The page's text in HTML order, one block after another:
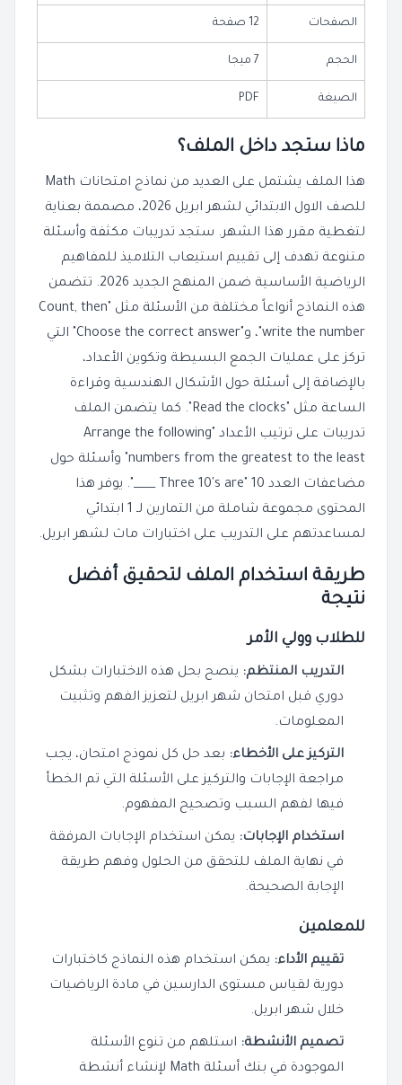
الصفحات 12 صفحة
الحجم 7 ميجا
الصيغة PDF
ماذا ستجد داخل الملف؟
هذا الملف يشتمل على العديد من نماذج امتحانات Math
للصف الاول الابتدائي لشهر ابريل 2026، مصممة بعناية
لتغطية مقرر هذا الشهر. ستجد تدريبات مكثفة وأسئلة
متنوعة تهدف إلى تقييم استيعاب التلاميذ للمفاهيم
الرياضية الأساسية ضمن المنهج الجديد 2026. تتضمن
هذه النماذج أنواعاً مختلفة من الأسئلة مثل "Count, then
write the number"، و"Choose the correct answer" التي
تركز على عمليات الجمع البسيطة وتكوين الأعداد،
بالإضافة إلى أسئلة حول الأشكال الهندسية وقراءة
الساعة مثل "Read the clocks". كما يتضمن الملف
تدريبات على ترتيب الأعداد "Arrange the following
numbers from the greatest to the least" وأسئلة حول
مضاعفات العدد 10 "Three 10's are ____". يوفر هذا
المحتوى مجموعة شاملة من التمارين لـ 1 ابتدائي
لمساعدتهم على التدريب على اختبارات ماث لشهر ابريل.
طريقة استخدام الملف لتحقيق أفضل
نتيجة
للطلاب وولي الأمر
التدريب المنتظم: ينصح بحل هذه الاختبارات بشكل
دوري قبل امتحان شهر ابريل لتعزيز الفهم وتثبيت
المعلومات.
التركيز على الأخطاء: بعد حل كل نموذج امتحان، يجب
مراجعة الإجابات والتركيز على الأسئلة التي تم الخطأ
فيها لفهم السبب وتصحيح المفهوم.
استخدام الإجابات: يمكن استخدام الإجابات المرفقة
في نهاية الملف للتحقق من الحلول وفهم طريقة
الإجابة الصحيحة.
للمعلمين
تقييم الأداء: يمكن استخدام هذه النماذج كاختبارات
دورية لقياس مستوى الدارسين في مادة الرياضيات
خلال شهر ابريل.
تصميم الأنشطة: استلهم من تنوع الأسئلة
الموجودة في بنك أسئلة Math لإنشاء أنشطة